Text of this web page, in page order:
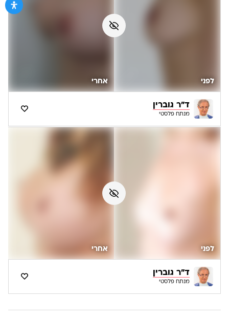
לפני אחרי
ד"ר גוברין
מנתח פלסטי
לפני אחרי
ד"ר גוברין
מנתח פלסטי